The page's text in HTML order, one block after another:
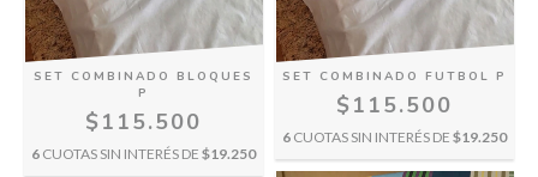
SET COMBINADO BLOQUES
P
$115.500
6 CUOTAS SIN INTERÉS DE $19.250
SET COMBINADO FUTBOL P
$115.500
6 CUOTAS SIN INTERÉS DE $19.250